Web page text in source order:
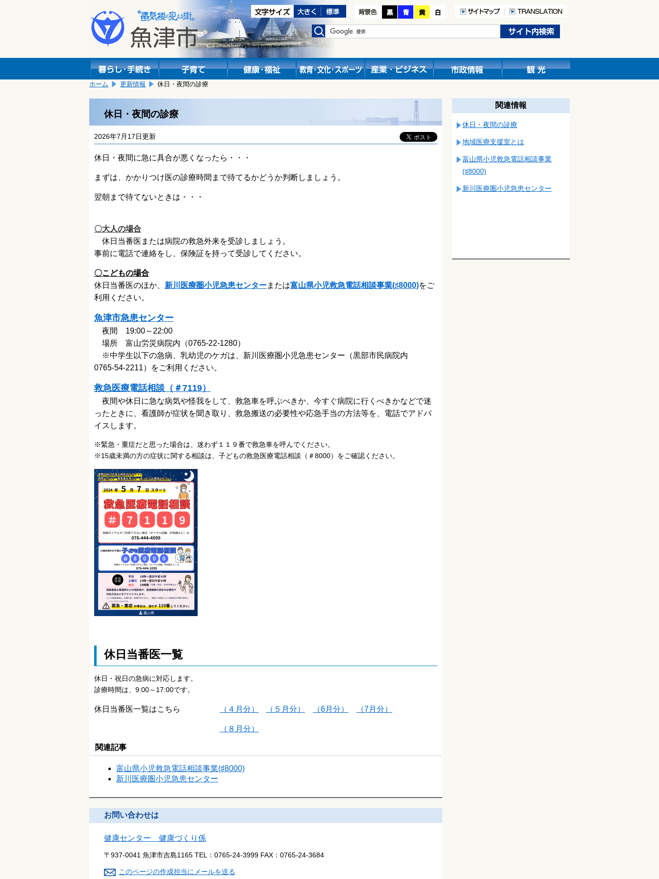
し
ホーム 更新情報 休日・夜間の診療
休日・夜間の診療
2026年7月17日更新
休日・夜間に急に具合が悪くなったら・・・
まずは、かかりつけ医の診療時間まで待てるかどうか判断しましょう。
翌朝まで待てないときは・・・
〇大人の場合
休日当番医または病院の救急外来を受診しましょう。
事前に電話で連絡をし、保険証を持って受診してください。
〇こどもの場合
休日当番医のほか、 新川医療圏小児急患センターまたは富山県小児救急電話相談事業(♯8000)をご
利用ください。
魚津市急患センター
夜間 19:00～22:00
場所 富山労災病院内（0765-22-1280）
※中学生以下の急病、乳幼児のケガは、新川医療圏小児急患センター（黒部市民病院内
0765-54-2211）をご利用ください。
救急医療電話相談（＃7119）
夜間や休日に急な病気や怪我をして、救急車を呼ぶべきか、今すぐ病院に行くべきかなどで迷
ったときに、看護師が症状を聞き取り、救急搬送の必要性や応急手当の方法等を、電話でアドバ
イスします。
※緊急・重症だと思った場合は、迷わず１１９番で救急車を呼んでください。
※15歳未満の方の症状に関する相談は、子どもの救急医療電話相談（＃8000）をご確認ください。
休日当番医一覧
休日・祝日の急病に対応します。
診療時間は、9:00～17:00です。
休日当番医一覧はこちら （４月分） （５月分） （6月分） （7月分）
（８月分）
関連記事
富山県小児救急電話相談事業(♯8000)
新川医療圏小児急患センター
お問い合わせは
健康センター 健康づくり係
〒937-0041 魚津市吉島1165 TEL： 0765-24-3999 FAX： 0765-24-3684
このページの作成担当にメールを送る
関連情報
休日・夜間の診療
地域医療支援室とは
富山県小児救急電話相談事業
(♯8000)
新川医療圏小児急患センター